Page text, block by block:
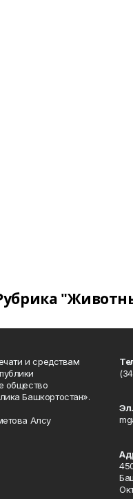
и средствам
общество
Башкортостан».
Алсу